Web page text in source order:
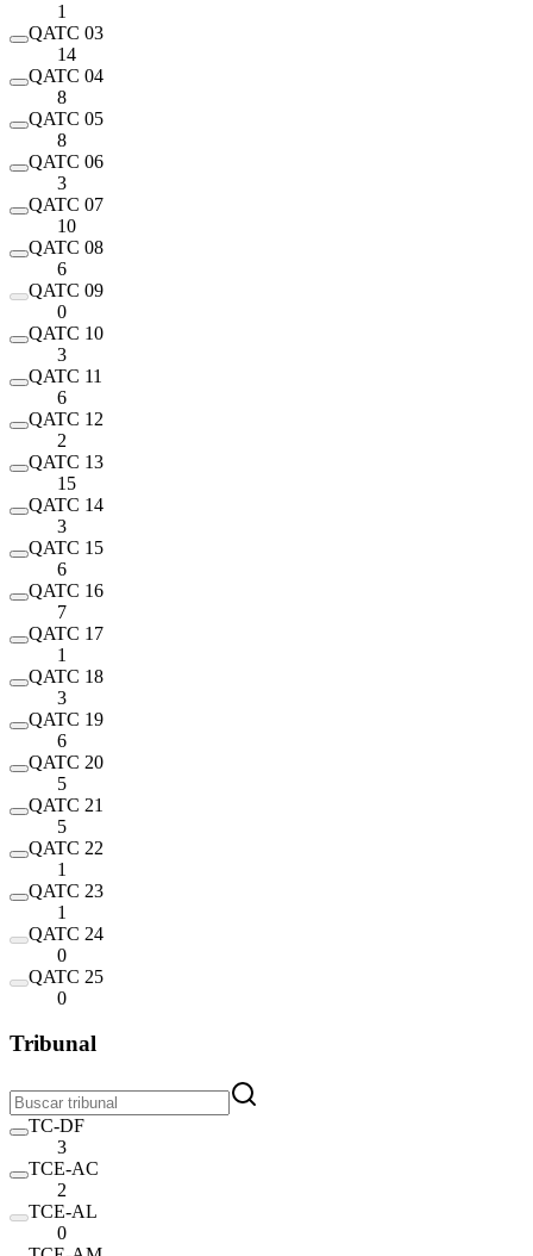
1
QATC 03
14
QATC 04
8
QATC 05
8
QATC 06
3
QATC 07
10
QATC 08
6
QATC 09
0
QATC 10
3
QATC 11
6
QATC 12
2
QATC 13
15
QATC 14
3
QATC 15
6
QATC 16
7
QATC 17
1
QATC 18
3
QATC 19
6
QATC 20
5
QATC 21
5
QATC 22
1
QATC 23
1
QATC 24
0
QATC 25
0
Tribunal
TC-DF
3
TCE-AC
2
TCE-AL
0